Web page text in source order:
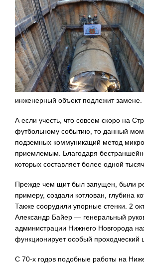
инженерный объект подлежит замене.
А если учесть, что совсем скоро на
футбольному событию, то данный
подземных коммуникаций метод
приемлемым. Благодаря
которых составляет более одной
Прежде чем щит был запущен, были
примеру, создали котлован, глубина
Также соорудили упорные стенки. 2
Александр Байер — генеральный
администрации Нижнего Новгорода
функционирует особый проходческий
С 70-х годов подобные работы на